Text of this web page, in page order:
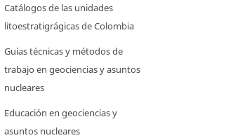
Catálogos de las unidades
litoestratigrágicas de Colombia
Guías técnicas y métodos de
trabajo en geociencias y asuntos
nucleares
Educación en geociencias y
asuntos nucleares